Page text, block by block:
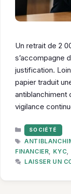
Un retrait de 2
s’accompagne
justification.
papier traduit
antiblanchiment
vigilance
CATÉGORIES
SOCIÉTÉ
ÉTIQUETTES
FINANCIER, KYC,
LAISSER UN